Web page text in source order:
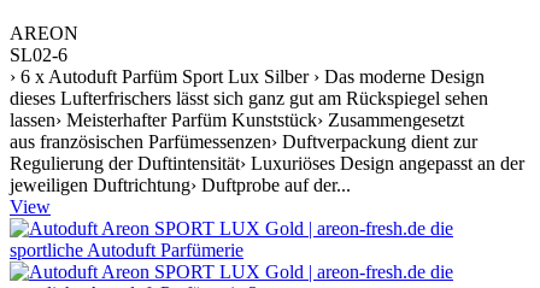
AREON
SL02-6
› 6 x Autoduft Parfüm Sport Lux Silber › Das moderne Design
dieses Lufterfrischers lässt sich ganz gut am Rückspiegel sehen
lassen› Meisterhafter Parfüm Kunststück› Zusammengesetzt
aus französischen Parfümessenzen› Duftverpackung dient zur
Regulierung der Duftintensität› Luxuriöses Design angepasst an der
jeweiligen Duftrichtung› Duftprobe auf der...
View